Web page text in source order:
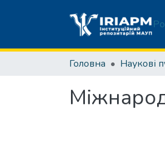
Головна Наукові